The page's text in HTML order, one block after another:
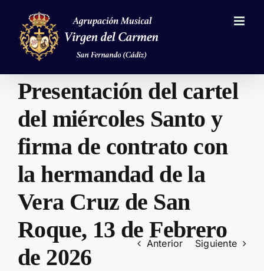
contenido
Presentación del cartel
del miércoles Santo y
firma de contrato con
la hermandad de la
Vera Cruz de San
Roque, 13 de Febrero
de 2026
Anterior Siguiente